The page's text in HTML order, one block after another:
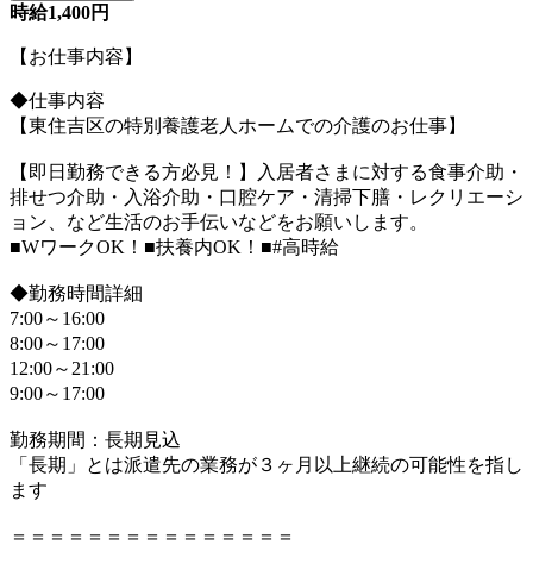
時給1,400円
【お仕事内容】
◆仕事内容
【東住吉区の特別養護老人ホームでの介護のお仕事】
【即日勤務できる方必見！】入居者さまに対する食事介助・
排せつ介助・入浴介助・口腔ケア・清掃下膳・レクリエーシ
ョン、など生活のお手伝いなどをお願いします。
■WワークOK！■扶養内OK！■#高時給
◆勤務時間詳細
7:00～16:00
8:00～17:00
12:00～21:00
9:00～17:00
勤務期間：長期見込
「長期」とは派遣先の業務が３ヶ月以上継続の可能性を指し
ます
＝＝＝＝＝＝＝＝＝＝＝＝＝＝＝